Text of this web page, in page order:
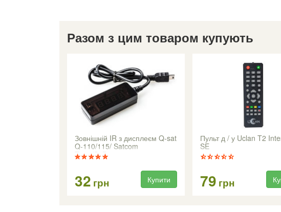
Разом з цим товаром купують
Зовнішній IR з дисплеєм Q-sat
Q-110/115/ Satcom
T503/S2Box
32 грн Купити
Пульт д / у Uclan T2
SE
79 грн